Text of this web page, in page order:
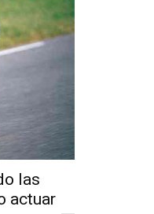
las
actuar